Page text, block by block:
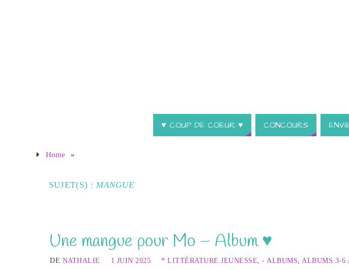
♥ COUP DE COEUR ♥ CONCOURS
Home »
SUJET(S) : MANGUE
Une mangue pour Mo – Album ♥
DE NATHALIE 1 JUIN 2025 * LITTÉRATURE JEUNESSE - ALBUMS ALBUMS 3-6